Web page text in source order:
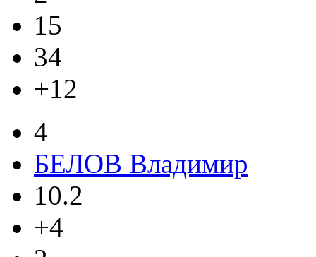
15
34
+12
4
БЕЛОВ Владимир
10.2
+4